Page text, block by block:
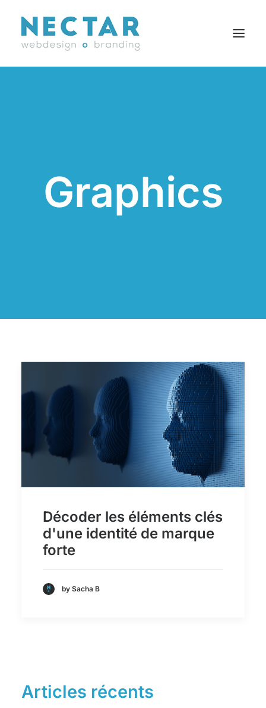
AGENCE
CONTACTGraphics
Décoder les éléments clés
d'une identité de marque
forte
by Sacha B
Articles récents